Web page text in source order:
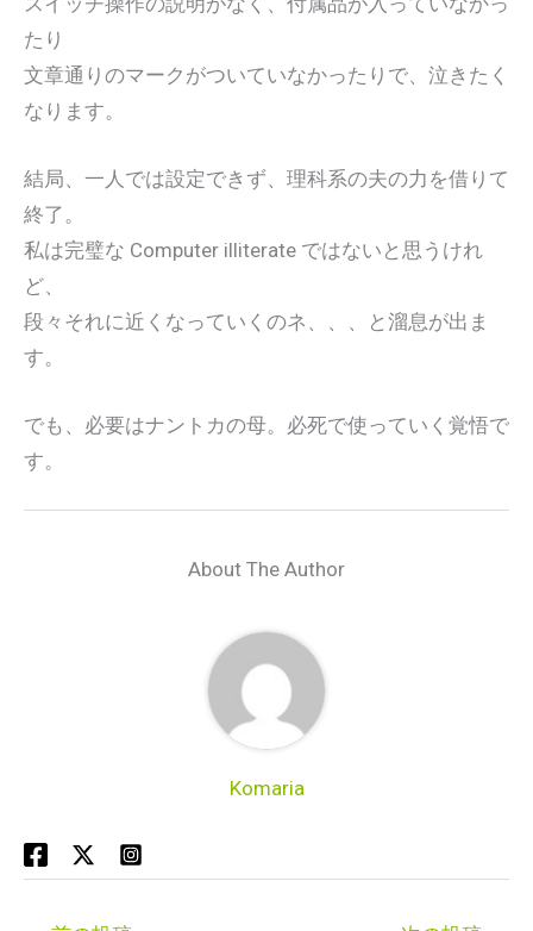
たり
文章通りのマークがついていなかったりで、泣きたく
なります。
結局、一人では設定できず、理科系の夫の力を借りて
終了。
私は完璧な Computer illiterate ではないと思うけれ
ど、
段々それに近くなっていくのネ、、、と溜息が出ま
す。
でも、必要はナントカの母。必死で使っていく覚悟で
す。
About The Author
Komaria